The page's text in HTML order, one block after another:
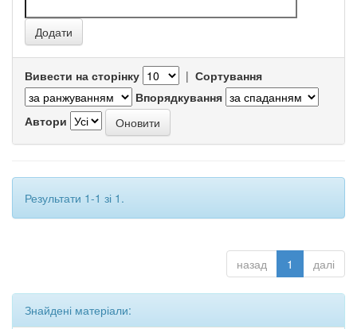
Вивести на сторінку | Сортування
Впорядкування
Автори
Результати 1-1 зі 1.
назад 1 далі
Знайдені матеріали: